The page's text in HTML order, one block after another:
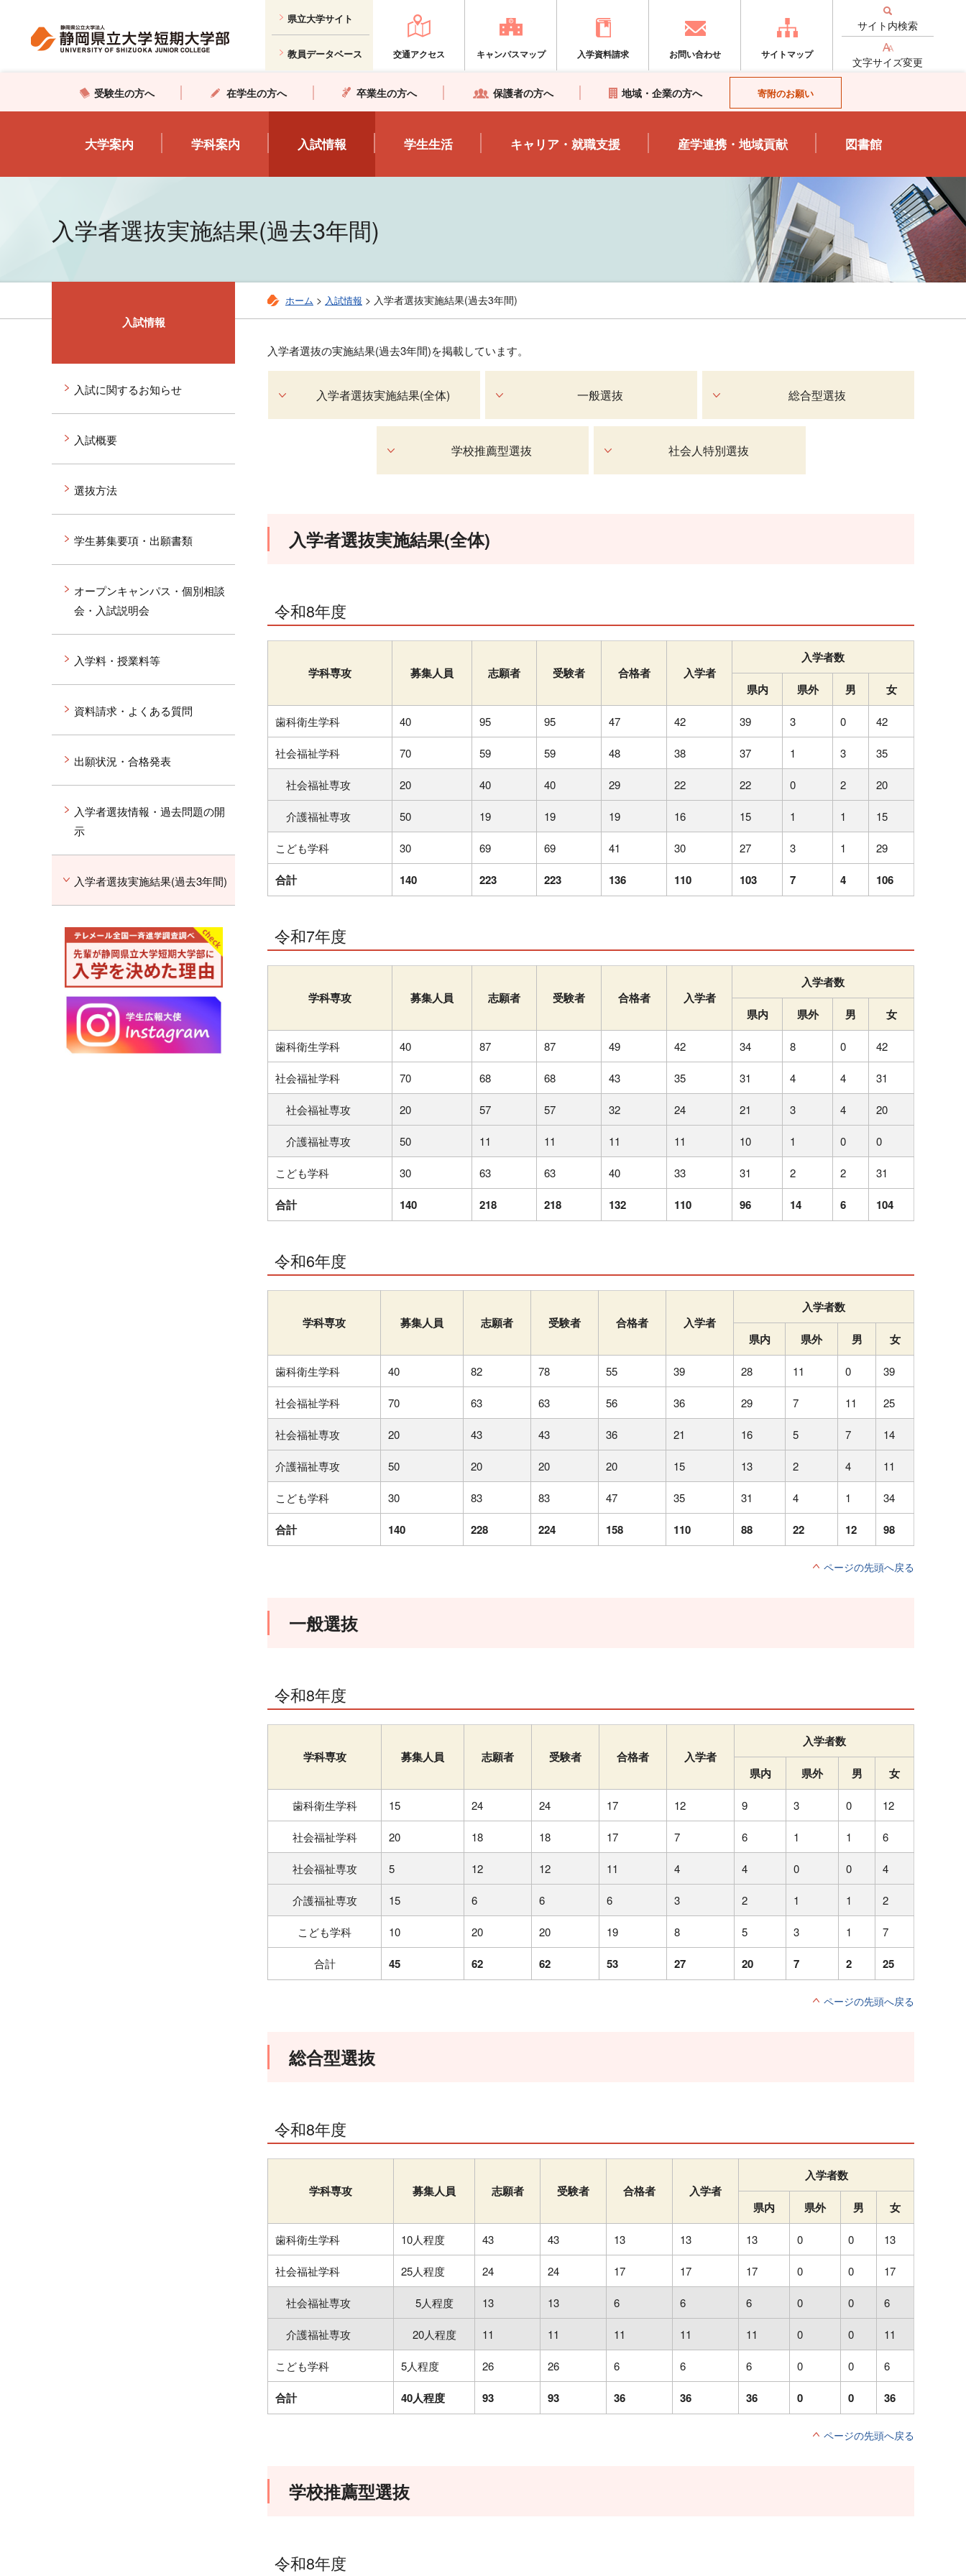
県立大学サイト
教員データベース 交通アクセス キャンパスマップ 入学資料請求 お問い合わせ サイトマップ
サイト内検索
文字サイズ変更
受験生の方へ 在学生の方へ 卒業生の方へ 保護者の方へ 地域・企業の方へ 寄附のお願い
大学案内 学科案内 入試情報 学生生活 キャリア・就職支援 産学連携・地域貢献 図書館
入学者選抜実施結果(過去3年間)
ホーム > 入試情報 > 入学者選抜実施結果(過去3年間)
入学者選抜の実施結果(過去3年間)を掲載しています。
入学者選抜実施結果(全体) 一般選抜 総合型選抜
学校推薦型選抜 社会人特別選抜
入学者選抜実施結果(全体)
令和8年度
学科専攻 募集人員 志願者 受験者 合格者 入学者
入学者数
県内 県外 男 女
歯科衛生学科 40 95 95 47 42 39 3 0 42
社会福祉学科 70 59 59 48 38 37 1 3 35
社会福祉専攻 20 40 40 29 22 22 0 2 20
介護福祉専攻 50 19 19 19 16 15 1 1 15
こども学科 30 69 69 41 30 27 3 1 29
合計 140 223 223 136 110 103 7 4 106
令和7年度
学科専攻 募集人員 志願者 受験者 合格者 入学者
入学者数
県内 県外 男 女
歯科衛生学科 40 87 87 49 42 34 8 0 42
社会福祉学科 70 68 68 43 35 31 4 4 31
社会福祉専攻 20 57 57 32 24 21 3 4 20
介護福祉専攻 50 11 11 11 11 10 1 0 0
こども学科 30 63 63 40 33 31 2 2 31
合計 140 218 218 132 110 96 14 6 104
令和6年度
学科専攻 募集人員 志願者 受験者 合格者 入学者
入学者数
県内 県外 男 女
歯科衛生学科 40 82 78 55 39 28 11 0 39
社会福祉学科 70 63 63 56 36 29 7 11 25
社会福祉専攻 20 43 43 36 21 16 5 7 14
介護福祉専攻 50 20 20 20 15 13 2 4 11
こども学科 30 83 83 47 35 31 4 1 34
合計 140 228 224 158 110 88 22 12 98
ページの先頭へ戻る
一般選抜
令和8年度
学科専攻 募集人員 志願者 受験者 合格者 入学者
入学者数
県内 県外 男 女
歯科衛生学科 15 24 24 17 12 9 3 0 12
社会福祉学科 20 18 18 17 7 6 1 1 6
社会福祉専攻 5 12 12 11 4 4 0 0 4
介護福祉専攻 15 6 6 6 3 2 1 1 2
こども学科 10 20 20 19 8 5 3 1 7
合計 45 62 62 53 27 20 7 2 25
ページの先頭へ戻る
総合型選抜
令和8年度
学科専攻 募集人員 志願者 受験者 合格者 入学者
入学者数
県内 県外 男 女
歯科衛生学科 10人程度 43 43 13 13 13 0 0 13
社会福祉学科 25人程度 24 24 17 17 17 0 0 17
社会福祉専攻 5人程度 13 13 6 6 6 0 0 6
介護福祉専攻 20人程度 11 11 11 11 11 0 0 11
こども学科 5人程度 26 26 6 6 6 0 0 6
合計 40人程度 93 93 36 36 36 0 0 36
ページの先頭へ戻る
学校推薦型選抜
令和8年度
入試情報
入試に関するお知らせ
入試概要
選抜方法
学生募集要項・出願書類
オープンキャンパス・個別相談
会・入試説明会
入学料・授業料等
資料請求・よくある質問
出願状況・合格発表
入学者選抜情報・過去問題の開
示
入学者選抜実施結果(過去3年間)